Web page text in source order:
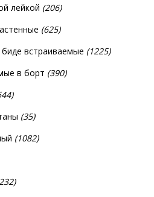
лейкой (206)
(625)
встраиваемые (1225)
в борт (390)
(35)
(1082)